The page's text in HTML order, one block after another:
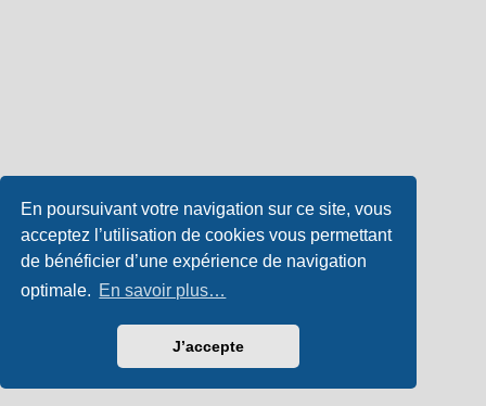
En poursuivant votre navigation sur ce site, vous
acceptez l’utilisation de cookies vous permettant
de bénéficier d’une expérience de navigation
optimale. En savoir plus…
J’accepte